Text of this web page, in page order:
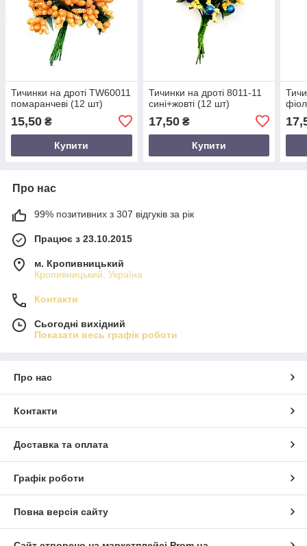
Тичинки на дроті TW60011
помаранчеві (12 шт)
15,50 ₴
Купити
Тичинки на дроті 8011-11
сині+жовті (12 шт)
17,50₴
Купити
Про нас
99% позитивних з 307 відгуків за рік
Працює з 23.10.2015
м. Кропивницький
Кропивницький, Україна
Контакти
Сьогодні вихідний
Показати весь графік роботи
Про нас
Контакти
Доставка та оплата
Графік роботи
Повна версія сайту